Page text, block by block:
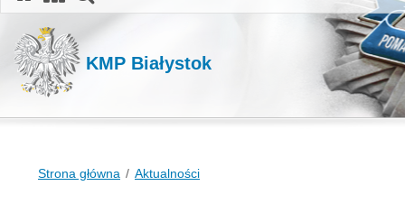
KMP Białystok
Strona główna Aktualności